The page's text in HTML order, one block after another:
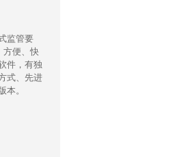
监管要
方便、快
件，有独
式、先进
。